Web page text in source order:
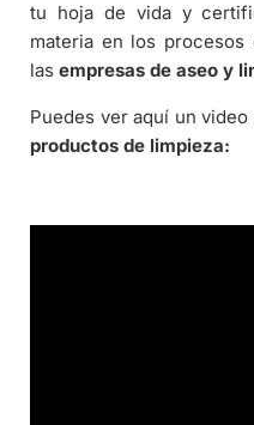
tu hoja de vida y
materia en los
las empresas de aseo y
Puedes ver aquí un
productos de limpieza: